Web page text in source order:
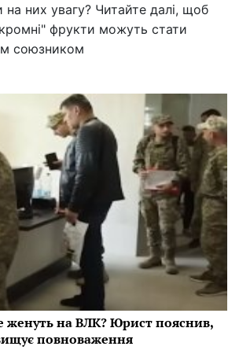
на них увагу? Читайте далі, щоб
фрукти можуть стати
союзником
женуть на ВЛК? Юрист пояснив,
повноваження